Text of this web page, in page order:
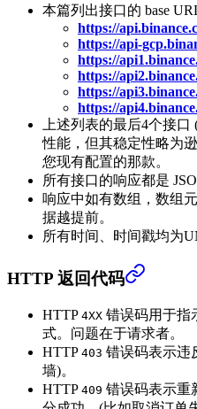
本篇列出接口的 base
https://
https://api-
https://
https://
https://
https://
上述列表的最后4个接口
性能，但其稳定性略为
您现有配置的那款。
所有接口的响应都是
响应中如有数组，数组
据越提前。
所有时间、时间戳均为
HTTP 返回代码
HTTP 4XX 错误码用于指
式。问题在于请求者。
HTTP 403 错误码表示违
墙)。
HTTP 409 错误码表示重